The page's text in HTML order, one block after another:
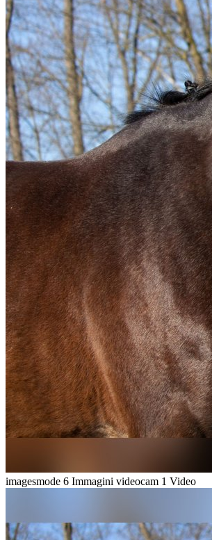
imagesmode 6 Immagini videocam 1 Video